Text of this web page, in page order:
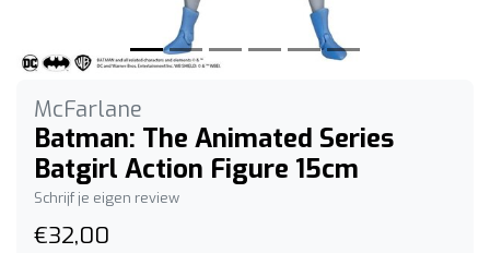
McFarlane
Batman: The Animated Series
Batgirl Action Figure 15cm
Schrijf je eigen review
€32,00